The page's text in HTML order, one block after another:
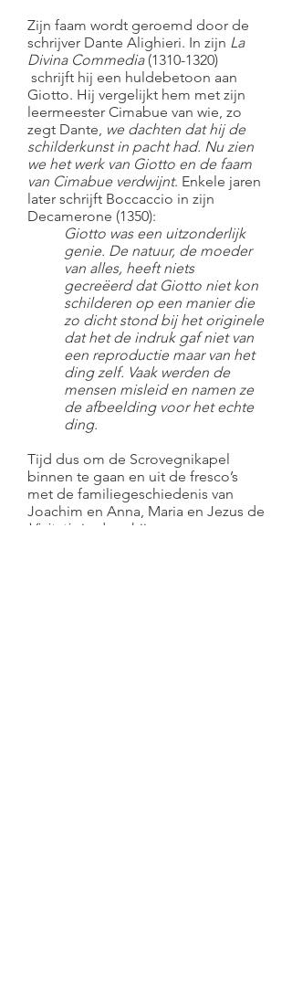
Zijn faam wordt geroemd door de
schrijver Dante Alighieri. In zijn La
Divina Commedia (1310-1320)
schrijft hij een huldebetoon aan
Giotto. Hij vergelijkt hem met zijn
leermeester Cimabue van wie, zo
zegt Dante, we dachten dat hij de
schilderkunst in pacht had. Nu zien
we het werk van Giotto en de faam
van Cimabue verdwijnt. Enkele jaren
later schrijft Boccaccio in zijn
Decamerone (1350):
Giotto was een uitzonderlijk
genie. De natuur, de moeder
van alles, heeft niets
gecreëerd dat Giotto niet kon
schilderen op een manier die
zo dicht stond bij het originele
dat het de indruk gaf niet van
een reproductie maar van het
ding zelf. Vaak werden de
mensen misleid en namen ze
de afbeelding voor het echte
ding.
Tijd dus om de Scrovegnikapel
binnen te gaan en uit de fresco’s
met de familiegeschiedenis van
Joachim en Anna, Maria en Jezus de
Visitatie in de schijnwerper te